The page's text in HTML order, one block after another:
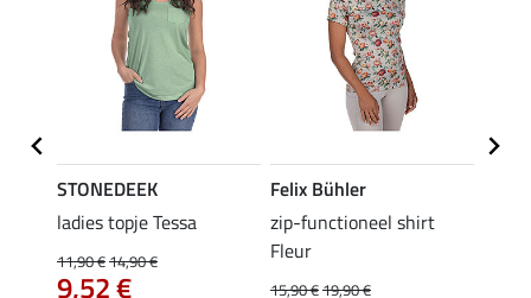
STONEDEEK
ladies topje Tessa
11,90 €14,90 €
9,52 €
Felix Bühler
zip-functioneel shirt
Fleur
15,90 €19,90 €